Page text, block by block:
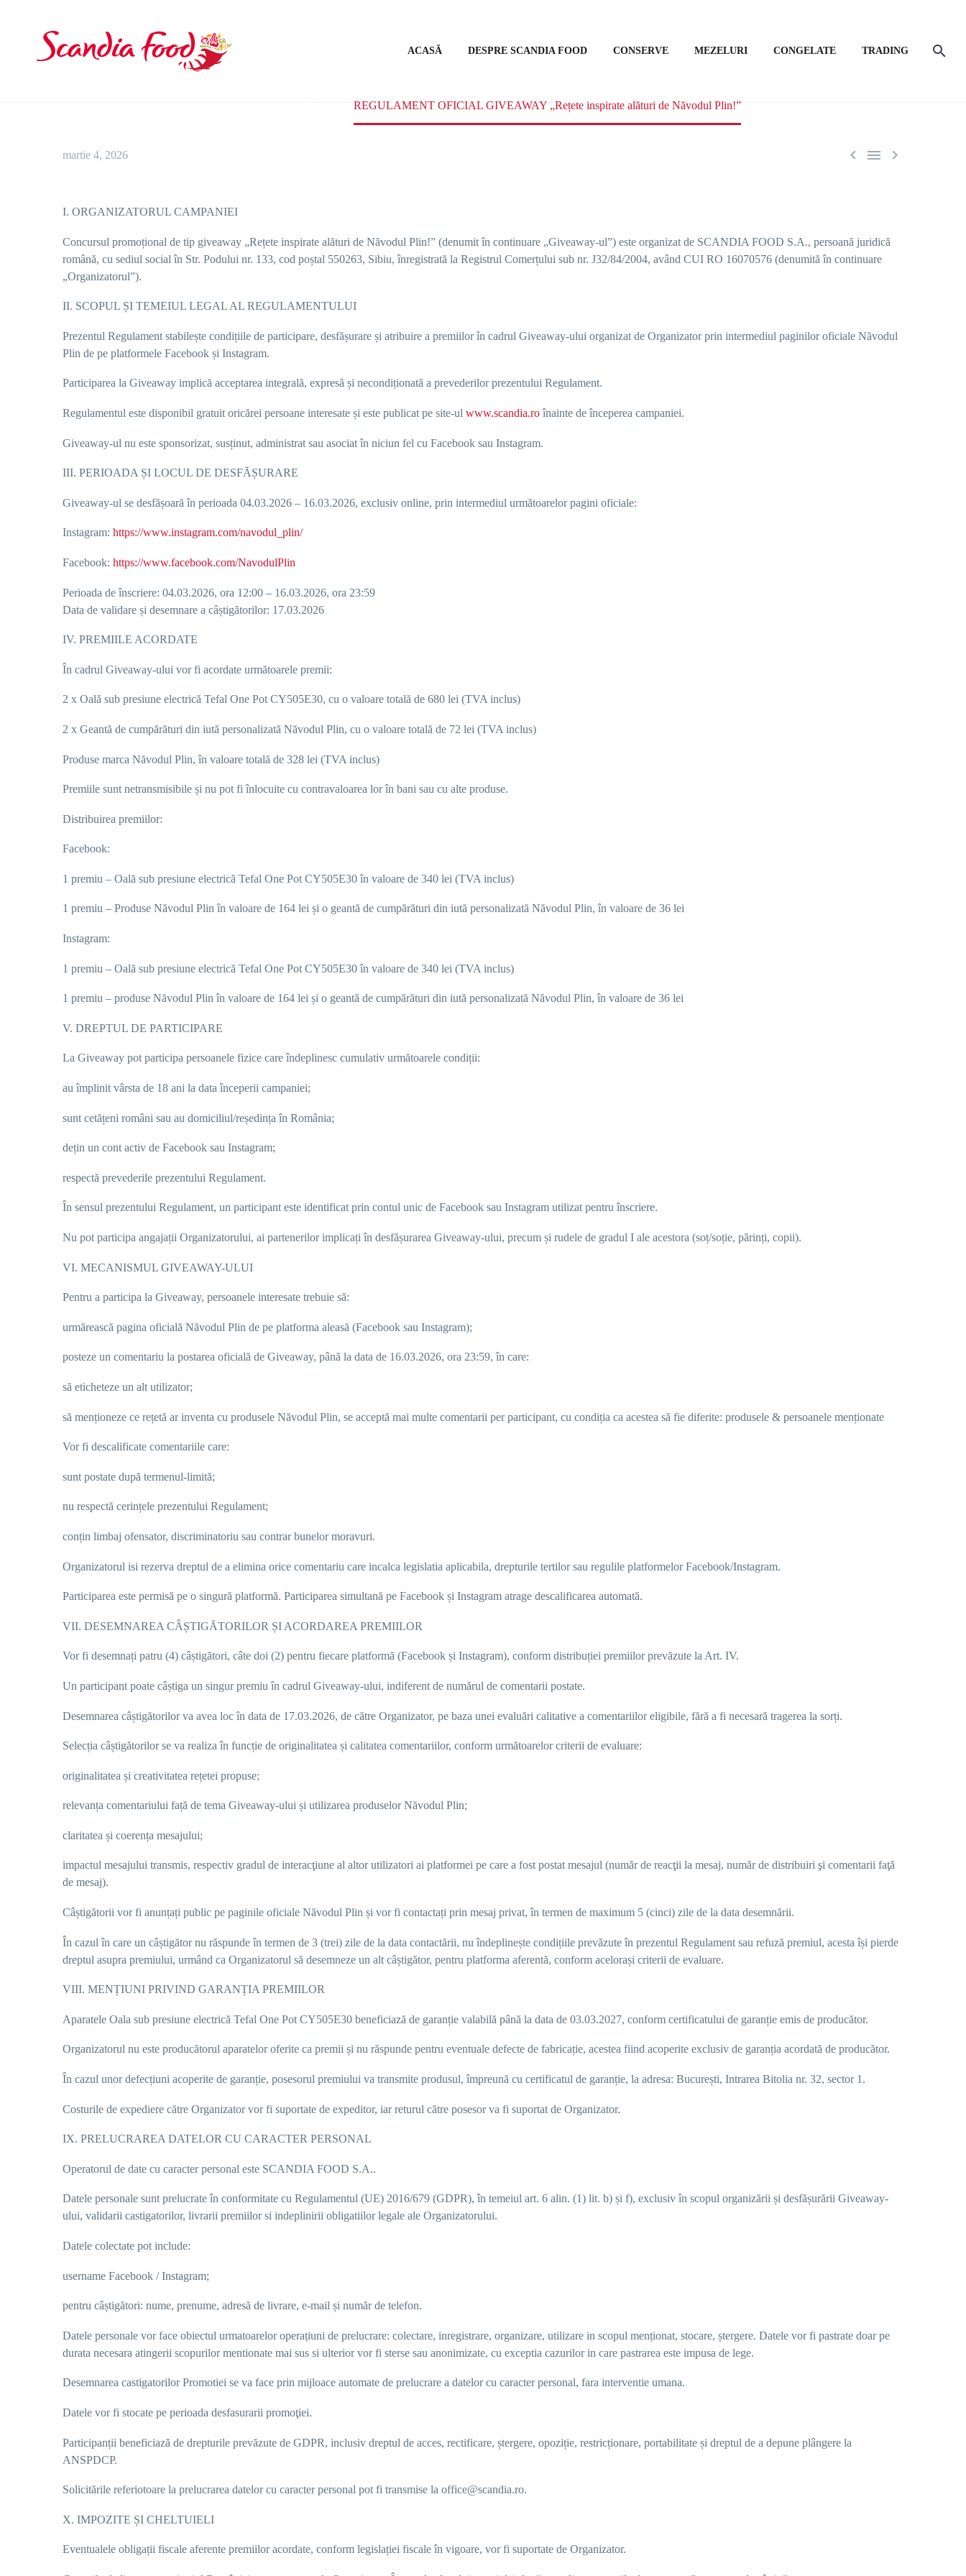
ACASĂ DESPRE SCANDIA FOOD CONSERVE MEZELURI CONGELATE TRADING
REGULAMENT OFICIAL GIVEAWAY „Rețete inspirate alături de Năvodul Plin!”
  
martie 4, 2026
I. ORGANIZATORUL CAMPANIEI
Concursul promoțional de tip giveaway „Rețete inspirate alături de Năvodul Plin!” (denumit în continuare „Giveaway-ul”) este organizat de SCANDIA FOOD S.A., persoană juridică
română, cu sediul social în Str. Podului nr. 133, cod poștal 550263, Sibiu, înregistrată la Registrul Comerțului sub nr. J32/84/2004, având CUI RO 16070576 (denumită în continuare
„Organizatorul”).
II. SCOPUL ȘI TEMEIUL LEGAL AL REGULAMENTULUI
Prezentul Regulament stabilește condițiile de participare, desfășurare și atribuire a premiilor în cadrul Giveaway-ului organizat de Organizator prin intermediul paginilor oficiale Năvodul
Plin de pe platformele Facebook și Instagram.
Participarea la Giveaway implică acceptarea integrală, expresă și necondiționată a prevederilor prezentului Regulament.
Regulamentul este disponibil gratuit oricărei persoane interesate și este publicat pe site-ul www.scandia.roînainte de începerea campaniei.
Giveaway-ul nu este sponsorizat, susținut, administrat sau asociat în niciun fel cu Facebook sau Instagram.
III. PERIOADA ȘI LOCUL DE DESFĂȘURARE
Giveaway-ul se desfășoară în perioada 04.03.2026 – 16.03.2026, exclusiv online, prin intermediul următoarelor pagini oficiale:
Instagram: https://www.instagram.com/navodul_plin/
Facebook: https://www.facebook.com/NavodulPlin
Perioada deînscriere: 04.03.2026, ora 12:00 – 16.03.2026, ora 23:59
Data de validare și desemnare a câștigătorilor: 1 7.03.2026
IV. PREMIILE ACORDATE
În cadrul Giveaway-ului vor fi acordate următoarele premii:
2 x Oală sub presiune electrică Tefal One Pot CY505E30, cu o valoare totală de 680 lei (TVA inclus)
2 x Geantă de cumpărături din iută personalizată Năvodul Plin, cu o valoare totală de 72 lei (TVA inclus)
Produse marca Năvodul Plin,în valoare totală de 328 lei (TVA inclus)
Premiile sunt netransmisibile și nu pot fi înlocuite cu contravaloarea lor în bani sau cu alte produse.
Distribuirea premiilor:
Facebook:
1 premiu – Oală sub presiune electrică Tefal One Pot CY505E30 în valoare de 340 lei (TVA inclus)
1 premiu – Produse Năvodul Plinîn valoare de 164 lei și o geantă de cumpărături din iută personalizată Năvodul Plin, în valoare de 36 lei
Instagram:
1 premiu – Oală sub presiune electrică Tefal One Pot CY505E30 în valoare de 340 lei (TVA inclus)
1 premiu – produse Năvodul Plin în valoare de 164 lei și o geantă de cumpărături din iută personalizată Năvodul Plin, în valoare de 36 lei
V. DREPTUL DE PARTICIPARE
La Giveaway pot participa persoanele fizice care îndeplinesc cumulativ următoarele condiții:
au împlinit vârsta de 18 ani la data începerii campaniei;
sunt cetățeni români sau au domiciliul/reședința în România;
dețin un cont activ de Facebook sau Instagram;
respectă prevederile prezentului Regulament.
În sensul prezentului Regulament, un participant este identificat prin contul unic de Facebook sau Instagram utilizat pentru înscriere.
Nu pot participa angajații Organizatorului, ai partenerilor implicați în desfășurarea Giveaway-ului, precum și rudele de gradul I ale acestora (soț/soție, părinți, copii).
VI. MECANISMUL GIVEAWAY-ULUI
Pentru a participa la Giveaway, persoanele interesate trebuie să:
urmărească pagina oficială Năvodul Plin de pe platforma aleasă (Facebook sau Instagram);
posteze un comentariu la postarea oficială de Giveaway, până la data de 16.03.2026, ora 23:59,în care:
să eticheteze un alt utilizator;
să menționeze ce rețetă ar inventa cu produsele Năvodul Plin, se acceptă mai multe comentarii per participant, cu condiția ca acestea să fie diferite: produsele & persoanele menționate
Vor fi descalificate comentariile care:
sunt postate după termenul-limită;
nu respectă cerințele prezentului Regulament;
conțin limbaj ofensator, discriminatoriu sau contrar bunelor moravuri.
Organizatorul isi rezerva dreptul de a elimina orice comentariu care incalca legislatia aplicabila, drepturile tertilor sau regulile platformelor Facebook/Instagram.
Participarea este permisă pe o singură platformă. Participarea simultană pe Facebook și Instagram atrage descalificarea automată.
VII. DESEMNAREA CÂȘTIGĂTORILOR ȘI ACORDAREA PREMIILOR
Vor fi desemnați patru (4) câștigători, câte doi (2) pentru fiecare platformă (Facebook și Instagram), conform distribuției premiilor prevăzute la Art. IV.
Un participant poate câștiga un singur premiu în cadrul Giveaway-ului, indiferent de numărul de comentarii postate.
Desemnarea câștigătorilor va avea loc în data de 1 7.03.2026, de către Organizator, pe baza unei evaluări calitative a comentariilor eligibile, fără a fi necesară tragerea la sorți.
Selecția câștigătorilor se va realiza în funcție de originalitatea și calitatea comentariilor, conform următoarelor criterii de evaluare:
originalitatea și creativitatea rețetei propuse;
relevanța comentariului față de tema Giveaway-ului și utilizarea produselorNăvodul Plin;
claritatea și coerența mesajului;
impactul mesajului transmis, respectiv gradul de interacţiune al altor utilizatori ai platformei pe care a fost postat mesajul (număr de reacţii la mesaj, număr de distribuiri şi comentarii faţă
de mesaj).
Câștigătorii vor fi anunțați public pe paginile oficiale Năvodul Plin și vor fi contactați prin mesaj privat, în termen de maximum 5 (cinci) zile de la data desemnării.
În cazul în care un câștigător nu răspunde în termen de 3 (trei) zile de la data contactării, nu îndeplinește condițiile prevăzute în prezentul Regulament sau refuză premiul, acesta își pierde
dreptul asupra premiului, urmând ca Organizatorul să desemneze un alt câștigător, pentru platforma aferentă, conform acelorași criterii de evaluare.
VIII. MENȚIUNI PRIVIND GARANȚIA PREMIILOR
Aparatele Oala sub presiune electrică Tefal One Pot CY505E30 beneficiază de garanție valabilă până la data de 03.03.2027, conform certificatului de garanție emis de producător.
Organizatorul nu este producătorul aparatelor oferite ca premii și nu răspunde pentru eventuale defecte de fabricație, acestea fiind acoperite exclusiv de garanția acordată de producător.
În cazul unor defecțiuni acoperite de garanție, posesorul premiului va transmite produsul, împreună cu certificatul de garanție, la adresa: București, Intrarea Bitolia nr. 32, sector 1 .
Costurile de expediere către Organizator vor fi suportate de expeditor, iar returul către posesor va fi suportat de Organizator.
IX. PRELUCRAREA DATELOR CU CARACTER PERSONAL
Operatorul de date cu caracter personal este SCANDIA FOOD S.A..
Datele personale sunt prelucrate în conformitate cu Regulamentul (UE) 2016/679 (GDPR), în temeiul art. 6 alin. (1) lit. b) și f), exclusiv în scopul organizării și desfășurării Giveaway-
ului, validarii castigatorilor, livrarii premiilor si indeplinirii obligatiilor legale ale Organizatorului.
Datele colectate pot include:
username Facebook / Instagram;
pentru câștigători: nume, prenume, adresă de livrare, e-mail și număr de telefon.
Datele personale vor face obiectul urmatoarelor operaṭiuni de prelucrare: colectare, inregistrare, organizare, utilizare in scopul menṭionat, stocare, ṣtergere. Datele vor fi pastrate doar pe
durata necesara atingerii scopurilor mentionate mai sus si ulterior vor fi sterse sau anonimizate, cu exceptia cazurilor in care pastrarea este impusa de lege.
Desemnarea castigatorilor Promotiei se va face prin mijloace automate de prelucrare a datelor cu caracter personal, fara interventie umana.
Datele vor fi stocate pe perioada desfasurarii promoţiei.
Participanții beneficiază de drepturile prevăzute de GDPR, inclusiv dreptul de acces, rectificare, ștergere, opoziție, restricționare, portabilitate și dreptul de a depune plângere la
ANSPDCP.
Solicitările referiotoare la prelucrarea datelor cu caracter personal pot fi transmise la office@scandia.ro.
X. IMPOZITE ȘI CHELTUIELI
Eventualele obligații fiscale aferente premiilor acordate, conform legislației fiscale în vigoare, vor fi suportate de Organizator.